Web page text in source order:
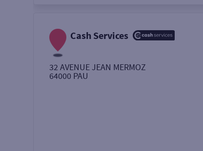
Retrait de billets €
Cash Services
32 AVENUE JEAN MERMOZ
64000 PAU